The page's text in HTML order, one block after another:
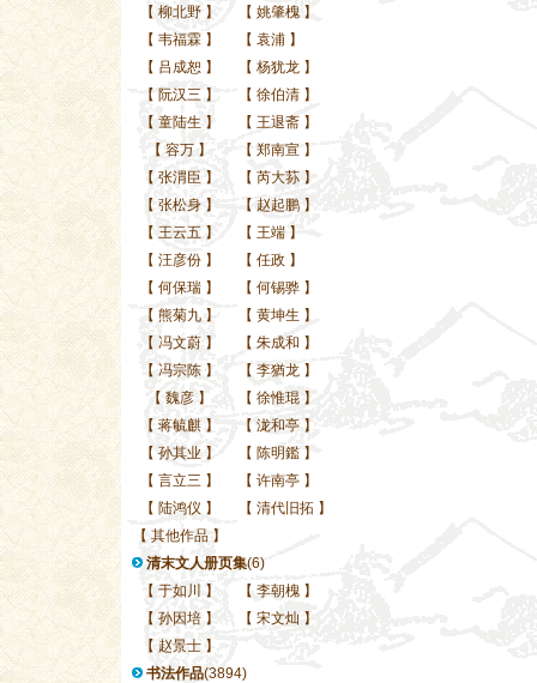
【 柳北野 】 【 姚肇槐 】
【 韦福霖 】 【 袁浦 】
【 吕成恕 】 【 杨犹龙 】
【 阮汉三 】 【 徐伯清 】
【 童陆生 】 【 王退斋 】
【 容万 】 【 郑南宣 】
【 张渭臣 】 【 芮大荪 】
【 张松身 】 【 赵起鹏 】
【 王云五 】 【 王端 】
【 汪彦份 】 【 任政 】
【 何保瑞 】 【 何锡骅 】
【 熊菊九 】 【 黄坤生 】
【 冯文蔚 】 【 朱成和 】
【 冯宗陈 】 【 李猶龙 】
【 魏彦 】 【 徐惟琨 】
【 蒋毓麒 】 【 泷和亭 】
【 孙其业 】 【 陈明鑑 】
【 言立三 】 【 许南亭 】
【 陆鸿仪 】 【 清代旧拓 】
【 其他作品 】
清末文人册页集(6)
【 于如川 】 【 李朝槐 】
【 孙因培 】 【 宋文灿 】
【 赵景士 】
书法作品(3894)